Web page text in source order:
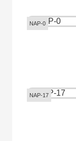
NAP-0
NAP-17